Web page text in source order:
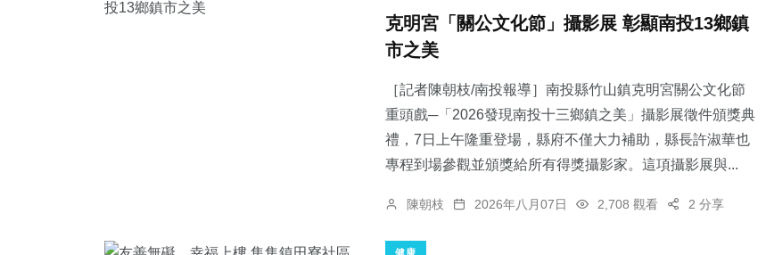
克明宮「關公文化節」攝影展 彰顯南投13鄉鎮
市之美
［記者陳朝枝/南投報導］南投縣竹山鎮克明宮關公文化節
重頭戲─「2026發現南投十三鄉鎮之美」攝影展徵件頒獎典
禮，7日上午隆重登場，縣府不僅大力補助，縣長許淑華也
專程到場參觀並頒獎給所有得獎攝影家。這項攝影展與...
陳朝枝 2026年八月07日 2,708 觀看 2 分享
健康